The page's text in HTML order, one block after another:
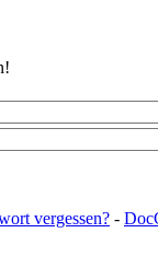
vergessen? -